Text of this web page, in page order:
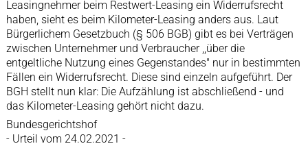
Leasingnehmer beim Restwert-Leasing ein Widerrufsrecht
haben, sieht es beim Kilometer-Leasing anders aus. Laut
Bürgerlichem Gesetzbuch (§ 506 BGB) gibt es bei Verträgen
zwischen Unternehmer und Verbraucher ,,über die
entgeltliche Nutzung eines Gegenstandes" nur in bestimmten
Fällen ein Widerrufsrecht. Diese sind einzeln aufgeführt. Der
BGH stellt nun klar: Die Aufzählung ist abschließend - und
das Kilometer-Leasing gehört nicht dazu.
Bundesgerichtshof
- Urteil vom 24.02.2021 -